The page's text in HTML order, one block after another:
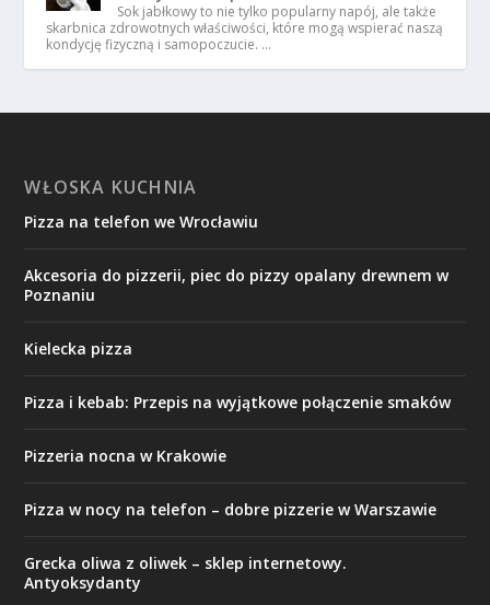
Sok jabłkowy to nie tylko popularny napój, ale także
skarbnica zdrowotnych właściwości, które mogą wspierać naszą
kondycję fizyczną i samopoczucie. …
WŁOSKA KUCHNIA
Pizza na telefon we Wrocławiu
Akcesoria do pizzerii, piec do pizzy opalany drewnem w
Poznaniu
Kielecka pizza
Pizza i kebab: Przepis na wyjątkowe połączenie smaków
Pizzeria nocna w Krakowie
Pizza w nocy na telefon – dobre pizzerie w Warszawie
Grecka oliwa z oliwek – sklep internetowy.
Antyoksydanty